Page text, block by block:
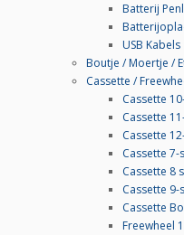
Batterij
USB Kabels
Boutje / Moertje /
Cassette /
Cassette
Cassette
Cassette
Cassette 7-
Cassette 8
Cassette 9-
Cassette
Freewheel